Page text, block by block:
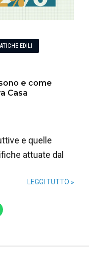
EDILI
e come
Casa
e quelle
attuate dal
LEGGI TUTTO »